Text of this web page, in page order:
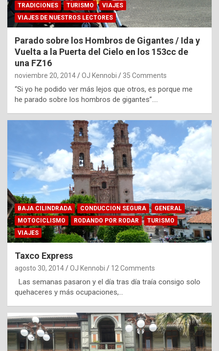
TRADICIONES TURISMO
VIAJES
VIAJES DE NUESTROS LECTORES
Parado sobre los Hombros de Gigantes / Ida y
Vuelta a la Puerta del Cielo en los 153cc de
una FZ16
noviembre 20, 2014 OJ Kennobi 35 Comments
“Si yo he podido ver más lejos que otros, es porque me
he parado sobre los hombros de gigantes”.…
BAJA CILINDRADA CONDUCCION SEGURA
GENERAL
MOTOCICLISMO
RODANDO POR RODAR
TURISMO
VIAJES
Taxco Express
agosto 30, 2014 OJ Kennobi 12 Comments
Las semanas pasaron y el día tras día traía consigo solo
quehaceres y más ocupaciones,…